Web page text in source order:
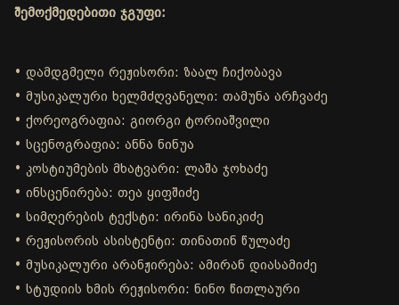
შემოქმედებითი ჯგუფი:
• დამდგმელი რეჟისორი: ზაალ ჩიქობავა
• მუსიკალური ხელმძღვანელი: თამუნა არჩვაძე
• ქორეოგრაფია: გიორგი ტორიაშვილი
• სცენოგრაფია: ანნა ნინუა
• კოსტიუმების მხატვარი: ლაშა ჯოხაძე
• ინსცენირება: თეა ყიფშიძე
• სიმღერების ტექსტი: ირინა სანიკიძე
• რეჟისორის ასისტენტი: თინათინ წულაძე
• მუსიკალური არანჟირება: ამირან დიასამიძე
• სტუდიის ხმის რეჟისორი: ნინო წითლაური